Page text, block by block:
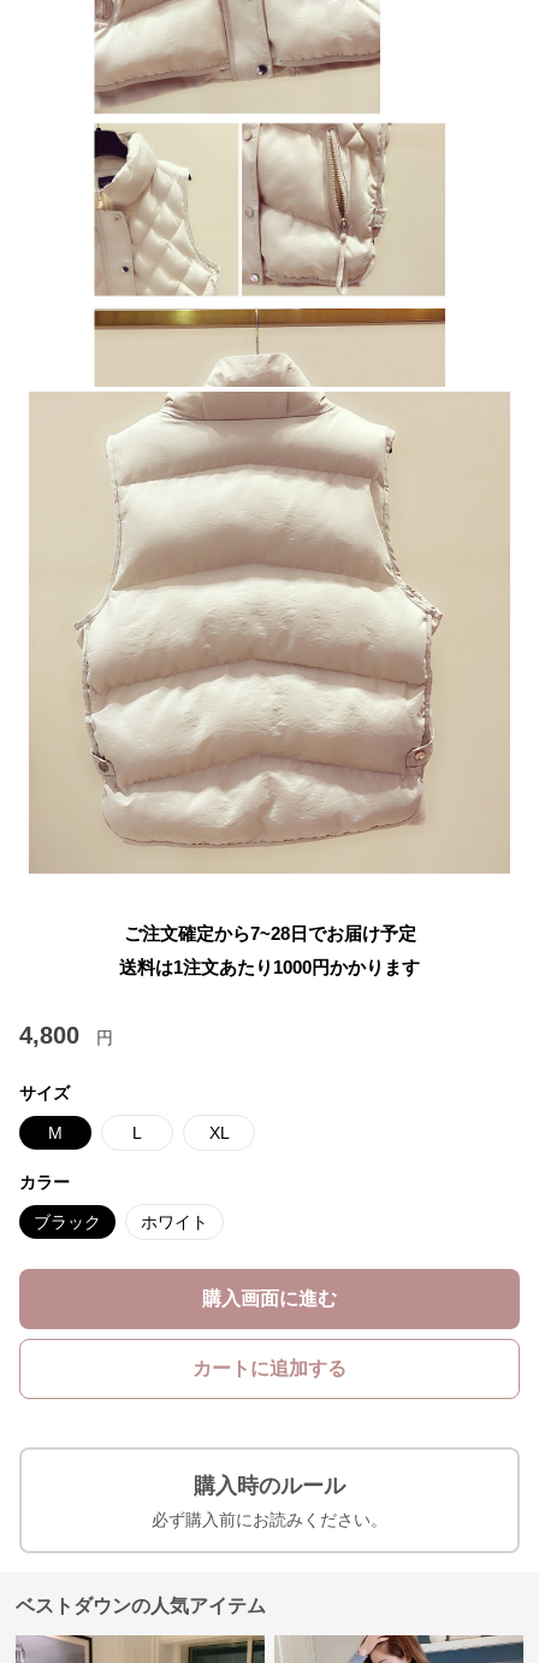
ご注文確定から7~28日でお届け予定
送料は1注文あたり 1000円かかります
4,800 円
サイズ
M L XL
カラー
ブラック ホワイト
購入画面に進む
カートに追加する
購入時のルール
必ず購入前にお読みください。
ベストダウンの人気アイテム